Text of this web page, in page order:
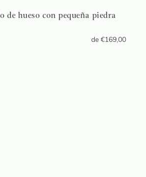
hueso con pequeña piedra
de €169,00